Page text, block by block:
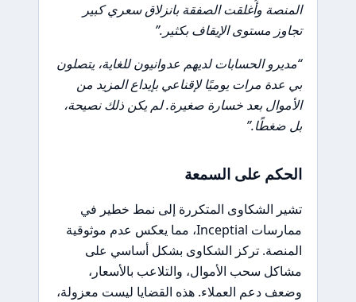
المنصة وأُغلقت الصفقة بانزلاق سعري كبير
تجاوز مستوى الإيقاف بكثير.”
“مديرو الحسابات لديهم عدوانيون للغاية، يتصلون
بي عدة مرات يوميًا لإقناعي بإيداع المزيد من
الأموال بعد خسارة صغيرة. لم يكن ذلك نصيحة،
بل ضغطًا.”
الحكم على السمعة
تشير الشكاوى المتكررة إلى نمط خطير في
ممارسات Inceptial، مما يعكس عدم موثوقية
المنصة. تركز الشكاوى بشكل أساسي على
مشاكل سحب الأموال، والتلاعب بالأسعار،
وضعف دعم العملاء. هذه القضايا ليست معزولة،